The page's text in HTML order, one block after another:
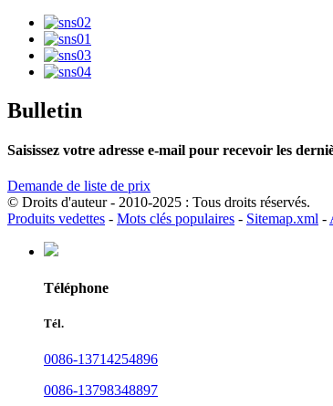
Bulletin
Saisissez votre adresse e-mail pour recevoir les
Demande de liste de prix
© Droits d'auteur - 2010-2025 : Tous droits réservés.
Produits vedettes - Mots clés populaires - Sitemap.xml -
Téléphone
Tél.
0086-13714254896
0086-13798348897